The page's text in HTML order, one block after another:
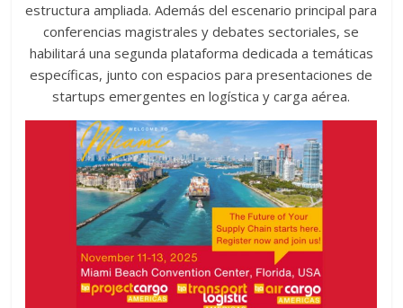
estructura ampliada. Además del escenario principal para
conferencias magistrales y debates sectoriales, se
habilitará una segunda plataforma dedicada a temáticas
específicas, junto con espacios para presentaciones de
startups emergentes en logística y carga aérea.